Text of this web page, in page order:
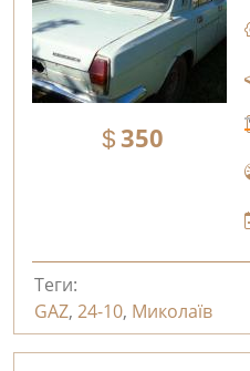
350
Теги:
GAZ, 24-10, Миколаїв